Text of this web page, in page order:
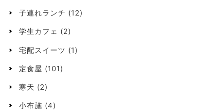
子連れランチ (12)
学生カフェ (2)
宅配スイーツ (1)
定食屋 (101)
寒天 (2)
小布施 (4)